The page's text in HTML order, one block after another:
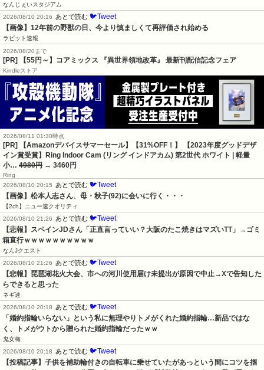
なんじぇいスタジアム
2026/08/10 20:16
あとで読む 🐦Tweet
【画像】12年前の野獣の日、今より慎ましくて再評価され始める
ラビット速報
2026/08/20まで
[PR] 【55円～】コアミックス 『異世界領地改革』 最新刊配信記念フェア
Kindleストア
2026/08/11 01:30時点
[PR] 【Amazonデバイスサマーセール】【31%OFF！】 【2023年度グッドデザ
イン賞受賞】Ring Indoor Cam (リング インドアカム) 第2世代 ホワイト | 軽量
小… 4980円 → 3460円
Ring
2026/08/10 20:15
あとで読む 🐦Tweet
【画像】松本人志さん、母・秋子(92)に会いに行く・・・
【2ch】ニュー速クオリティ
2026/08/10 21:26
あとで読む 🐦Tweet
【悲報】スペインJDさん「正直言っていい？大阪のたこ焼きはマズいTT」→ゴミ
箱直行ｗｗｗｗｗｗｗｗｗｗ
なんJクエスト
2026/08/10 21:26
あとで読む 🐦Tweet
【悲報】琵琶湖花火大会、市への河川使用届け未提出が原因で中止→Xで告知した
らできると思った
ネギ速
2026/08/10 20:18
あとで読む 🐦Tweet
「婚約指輪いらない」という私に無理やりトメがくれた婚約指輪…新品ではな
く、トメがウトから贈られた婚約指輪だったｗｗ
鬼女梅
2026/08/10 20:18
あとで読む 🐦Tweet
【投稿記事】子供を補助輪付きの自転車に乗せていたがあっという間にコツを掴